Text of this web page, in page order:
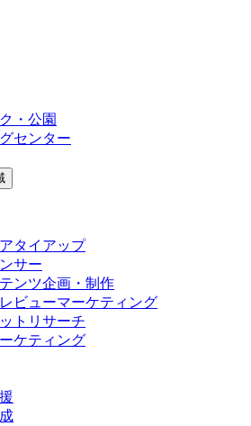
・公園
センター
タイアップ
サー
ンツ企画・制作
ビューマーケティング
トリサーチ
ケティング